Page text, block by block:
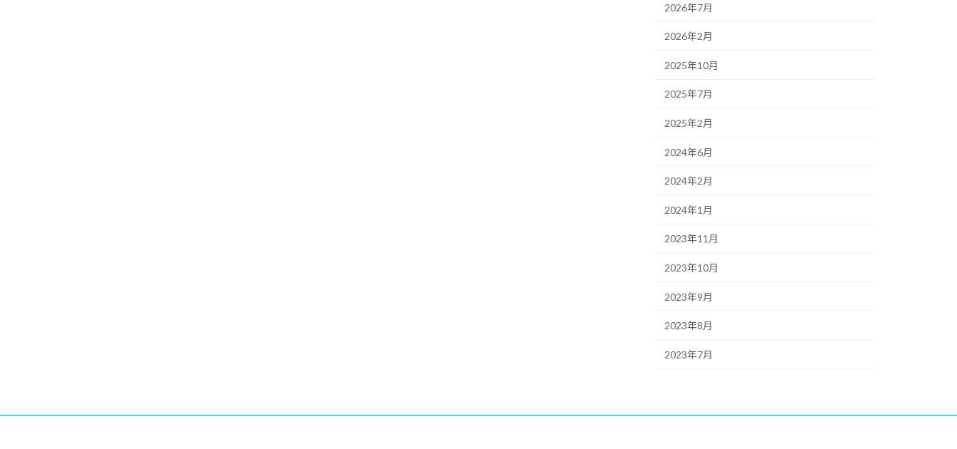
2026年7月
2026年2月
2025年10月
2025年7月
2025年2月
2024年6月
2024年2月
2024年1月
2023年11月
2023年10月
2023年9月
2023年8月
2023年7月